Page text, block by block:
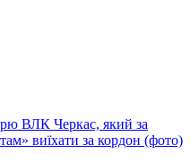
ВЛК Черкас, який за
виїхати за кордон (фото)